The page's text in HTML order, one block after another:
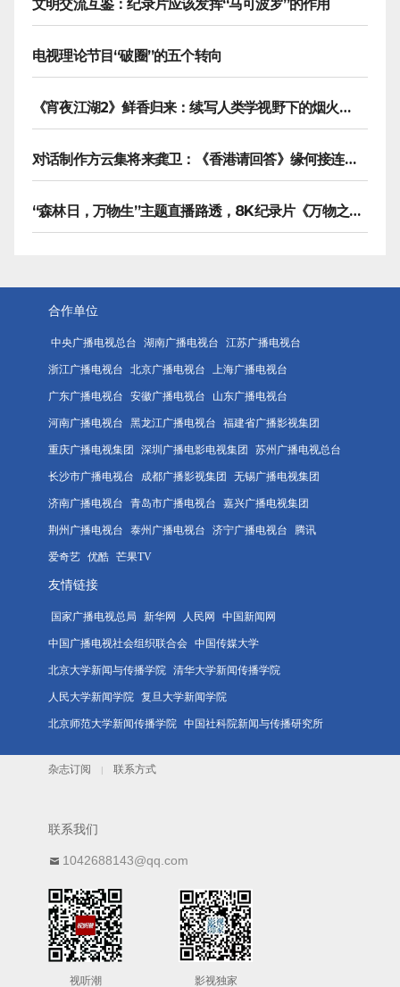
文明交流互鉴：纪录片应该发挥“马可波罗”的作用
电视理论节目“破圈”的五个转向
《宵夜江湖2》鲜香归来：续写人类学视野下的烟火漫游记
对话制作方云集将来龚卫：《香港请回答》缘何接连获国际传播大奖
“森林日，万物生”主题直播路透，8K纪录片《万物之生》今晚播出
合作单位
中央广播电视总台 湖南广播电视台 江苏广播电视台
浙江广播电视台 北京广播电视台 上海广播电视台
广东广播电视台 安徽广播电视台 山东广播电视台
河南广播电视台 黑龙江广播电视台 福建省广播影视集团
重庆广播电视集团 深圳广播电影电视集团 苏州广播电视总台
长沙市广播电视台 成都广播影视集团 无锡广播电视集团
济南广播电视台 青岛市广播电视台 嘉兴广播电视集团
荆州广播电视台 泰州广播电视台 济宁广播电视台 腾讯
爱奇艺 优酷 芒果TV
友情链接
国家广播电视总局 新华网 人民网 中国新闻网
中国广播电视社会组织联合会 中国传媒大学
北京大学新闻与传播学院 清华大学新闻传播学院
人民大学新闻学院 复旦大学新闻学院
北京师范大学新闻传播学院 中国社科院新闻与传播研究所
杂志订阅 | 联系方式
联系我们
1042688143@qq.com
视听潮 影视独家